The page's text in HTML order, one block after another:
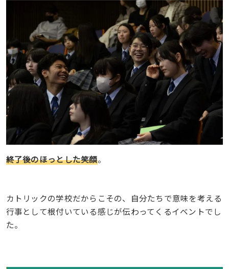
終了後のほっとした笑顔。
カトリックの学校だからこその、自分たちで意味を考える
行事として根付いている感じが伝わってくるイベントでし
た。